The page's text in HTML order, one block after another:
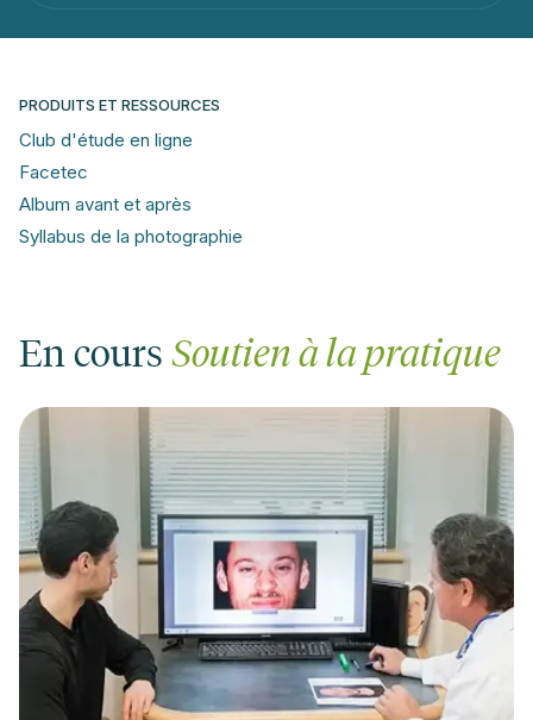
PRODUITS ET RESSOURCES
Club d'étude en ligne
Facetec
Album avant et après
Syllabus de la photographie
En cours Soutien à la pratique